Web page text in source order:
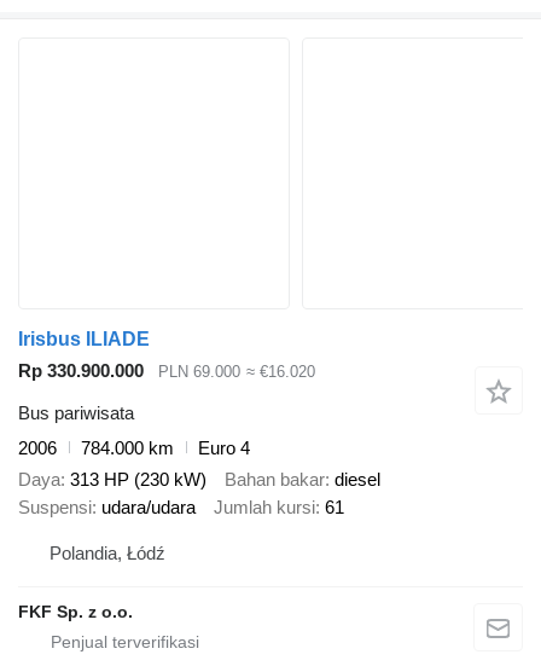
Irisbus ILIADE
Rp 330.900.000
PLN 69.000 ≈ €16.020
Bus pariwisata
2006
784.000 km
Euro 4
Daya 313 HP (230 kW) Bahan bakar diesel
Suspensi udara/udara Jumlah kursi 61
Polandia, Łódź
FKF Sp. z o.o.